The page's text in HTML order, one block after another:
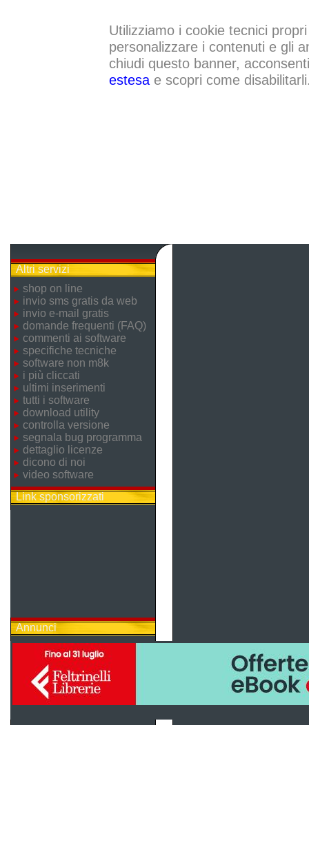
Utilizziamo i cookie tecnici
personalizzare i contenuti e gli
chiudi questo banner,
estesae scopri come
Altri servizi
shop on line
invio sms gratis da web
invio e-mail gratis
domande frequenti (FAQ)
commenti ai software
specifiche tecniche
software non m8k
i più cliccati
ultimi inserimenti
tutti i software
download utility
controlla versione
segnala bug programma
dettaglio licenze
dicono di noi
video software
Link sponsorizzati
Annunci